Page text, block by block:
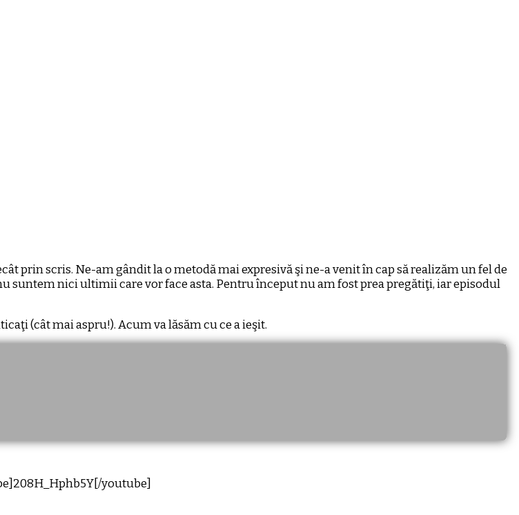
prin scris. Ne-am gândit la o metodă mai expresivă şi ne-a venit în cap să realizăm un fel de
suntem nici ultimii care vor face asta. Pentru început nu am fost prea pregătiţi, iar episodul
(cât mai aspru!). Acum va lăsăm cu ce a ieşit.
youtube]